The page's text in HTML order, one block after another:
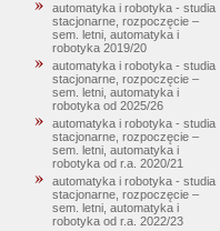
automatyka i robotyka - studia
stacjonarne, rozpoczęcie –
sem. letni, automatyka i
robotyka 2019/20
automatyka i robotyka - studia
stacjonarne, rozpoczęcie –
sem. letni, automatyka i
robotyka od 2025/26
automatyka i robotyka - studia
stacjonarne, rozpoczęcie –
sem. letni, automatyka i
robotyka od r.a. 2020/21
automatyka i robotyka - studia
stacjonarne, rozpoczęcie –
sem. letni, automatyka i
robotyka od r.a. 2022/23